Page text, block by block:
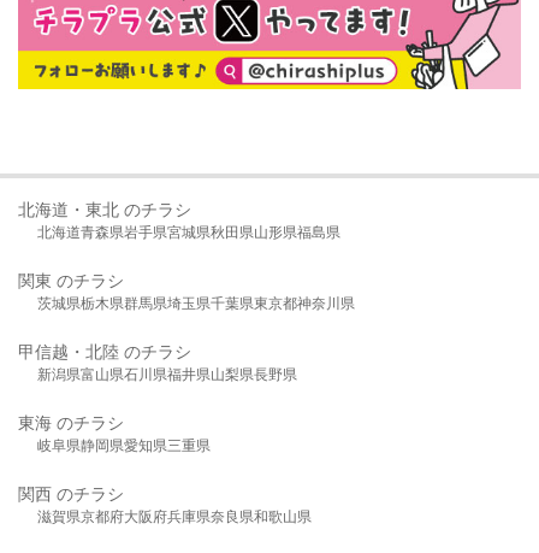
北海道・東北 のチラシ
北海道青森県岩手県宮城県秋田県山形県福島県
関東 のチラシ
茨城県栃木県群馬県埼玉県千葉県東京都神奈川県
甲信越・北陸 のチラシ
新潟県富山県石川県福井県山梨県長野県
東海 のチラシ
岐阜県静岡県愛知県三重県
関西 のチラシ
滋賀県京都府大阪府兵庫県奈良県和歌山県